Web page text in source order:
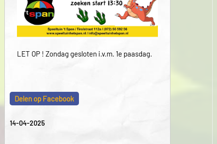
LET OP ! Zondag gesloten i.v.m. 1e paasdag.
Delen op Facebook
14-04-2025